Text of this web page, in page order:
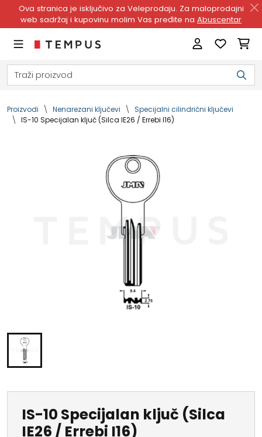
Ova stranica je isključivo za Veleprodaju. Za maloprodajni
web sadržaj i kupovinu molim Vas pređite na Abuscentar
Proizvodi Nenarezani ključevi
Specijalni cilindrični ključevi
IS-10 Specijalan ključ (Silca IE26 / Errebi I16)
IS-10 Specijalan ključ (Silca
IE26 / Errebi I16)